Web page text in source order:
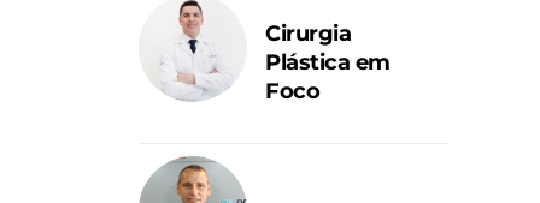
Cirurgia
Plástica em
Foco